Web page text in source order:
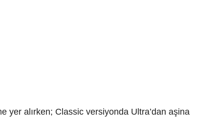
yer alırken; Classic versiyonda Ultra’dan aşina